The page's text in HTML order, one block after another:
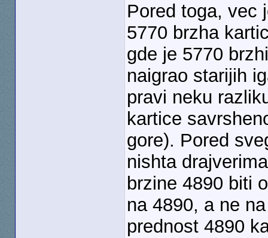
Pored toga, vec
5770 brzha
gde je 5770
naigrao starijih
pravi neku
kartice
gore). Pored
nishta
brzine 4890 biti
na 4890, a ne
prednost 4890